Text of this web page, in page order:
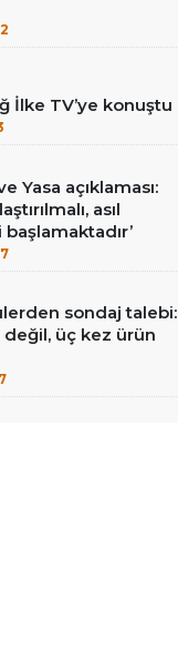
İlke TV’ye konuştu
Yasa açıklaması:
asıl
sondaj talebi:
değil, üç kez ürün